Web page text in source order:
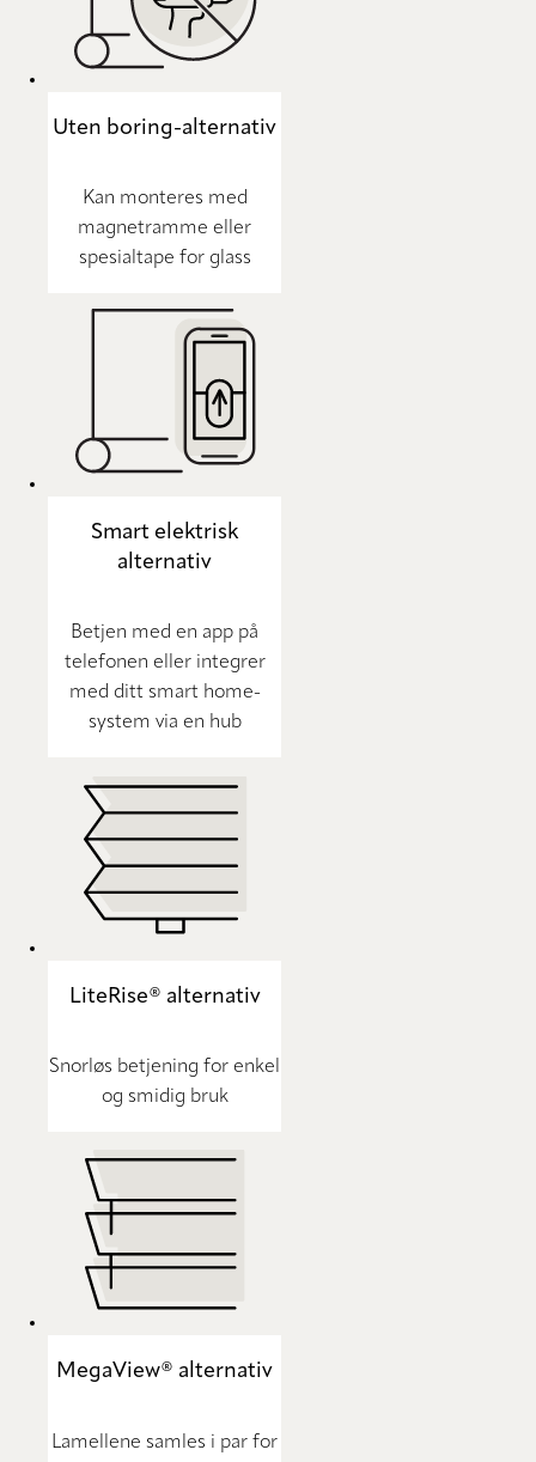
Uten boring-alternativ
Kan monteres med
magnetramme eller
spesialtape for glass
Smart elektrisk
alternativ
Betjen med en app på
telefonen eller integrer
med ditt smart home-
system via en hub
LiteRise® alternativ
Snorløs betjening for enkel
og smidig bruk
MegaView® alternativ
Lamellene samles i par for